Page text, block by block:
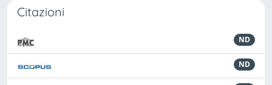
Citazioni
ND
ND